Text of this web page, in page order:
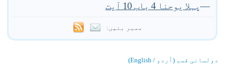
—پہلا یوحنا 4 باب 10 آیت
ممبر بنیں:
دولسانی قسم (اُردو / English)